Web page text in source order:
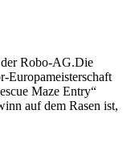
Robo-AG.Die
Europameisterschaft
Maze Entry“
auf dem Rasen ist,